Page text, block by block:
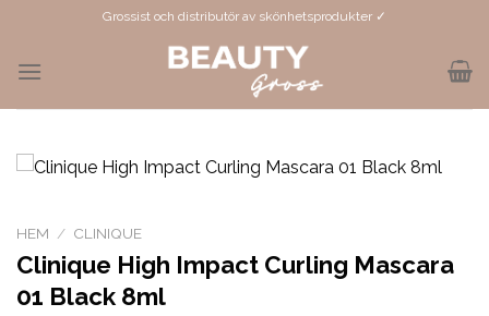
content
Grossist och distributör av skönhetsprodukter ✓
HEM / CLINIQUE
Clinique High Impact Curling Mascara
01 Black 8ml